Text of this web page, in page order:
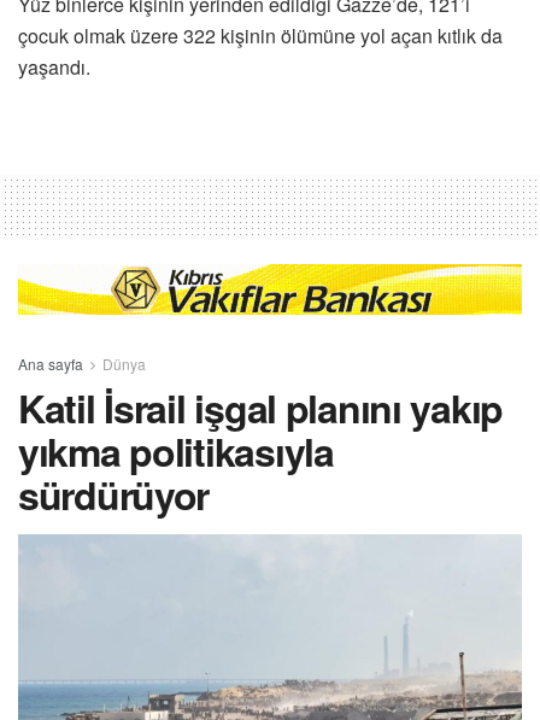
çocuk olmak üzere 322 kişinin ölümüne yol açan kıtlık da
yaşandı.
Ana sayfa Dünya
Katil İsrail işgal planını yakıp
yıkma politikasıyla
sürdürüyor